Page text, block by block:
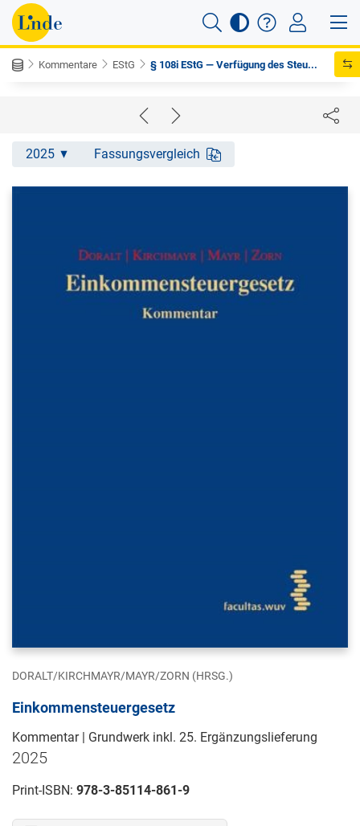
Kommentare EStG § 108i EStG — Verfügung des Steu...
2025 Fassungsvergleich
DORALT/KIRCHMAYR/MAYR/ZORN (HRSG.)
Einkommensteuergesetz
Kommentar | Grundwerk inkl. 25. Ergänzungslieferung
2025
Print-ISBN: 978-3-85114-861-9